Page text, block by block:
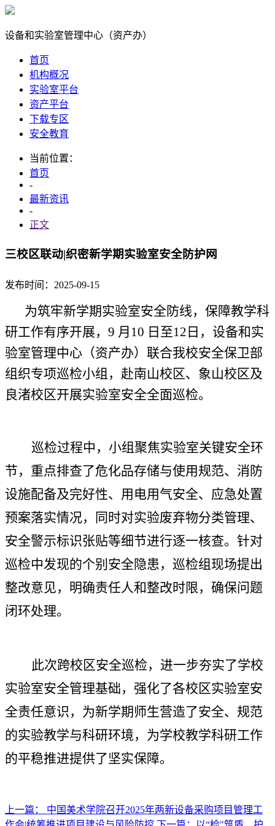
设备和实验室管理中心（资产办）
首页
机构概况
实验室平台
资产平台
下载专区
安全教育
当前位置：
首页
-
最新资讯
-
正文
三校区联动|织密新学期实验室安全防护网
发布时间：2025-09-15
为筑牢新学期实验室安全防线，保障教学科
研工作有序开展， 9 月 10 日至12 日，设备和实
验室管理中心（资产办）联合我校安全保卫部
组织专项巡检小组，赴南山校区、象山校区及
良渚校区开展实验室安全全面巡检。
巡检过程中，小组聚焦实验室关键安全环
节，重点排查了危化品存储与使用规范、消防
设施配备及完好性、用电用气安全、应急处置
预案落实情况，同时对实验废弃物分类管理、
安全警示标识张贴等细节进行逐一核查。针对
巡检中发现的个别安全隐患，巡检组现场提出
整改意见，明确责任人和整改时限，确保问题
闭环处理。
此次跨校区安全巡检，进一步夯实了学校
实验室安全管理基础，强化了各校区实验室安
全责任意识，为新学期师生营造了安全、规范
的实验教学与科研环境，为学校教学科研工作
的平稳推进提供了坚实保障。
上一篇： 中国美术学院召开2025年两新设备采购项目管理工